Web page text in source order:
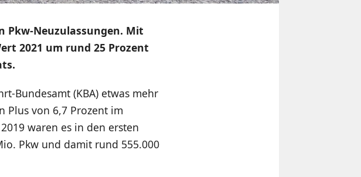
Pkw-Neuzulassungen. Mit
2021 um rund 25 Prozent
Bundesamt (KBA) etwas mehr
Plus von 6,7 Prozent im
waren es in den ersten
Pkw und damit rund 555.000